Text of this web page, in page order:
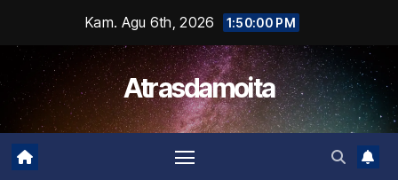
content
Kam. Agu 6th, 2026 1:50:00 PM
Atrasdamoita